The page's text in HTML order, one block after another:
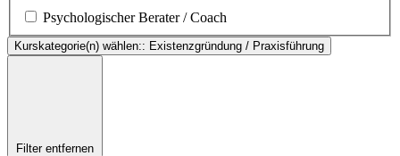
Psychologischer Berater / Coach
Kurskategorie(n) wählen:: Existenzgründung / Praxisführung
Filter entfernen